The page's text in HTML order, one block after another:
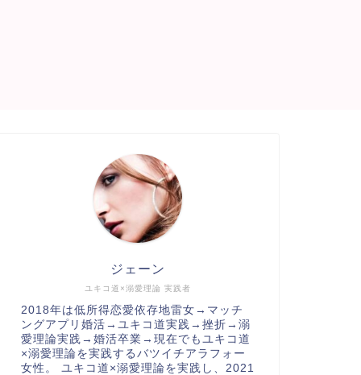
ユキコ道×溺愛理論 実践者
ジェーン
2018年は低所得恋愛依存地雷女→マッチ
ングアプリ婚活→ユキコ道実践→挫折→溺
愛理論実践→婚活卒業→現在でもユキコ道
×溺愛理論を実践するバツイチアラフォー
女性。 ユキコ道×溺愛理論を実践し、2021